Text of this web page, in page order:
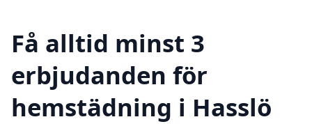
Få alltid minst 3
erbjudanden för
hemstädning i Hasslö